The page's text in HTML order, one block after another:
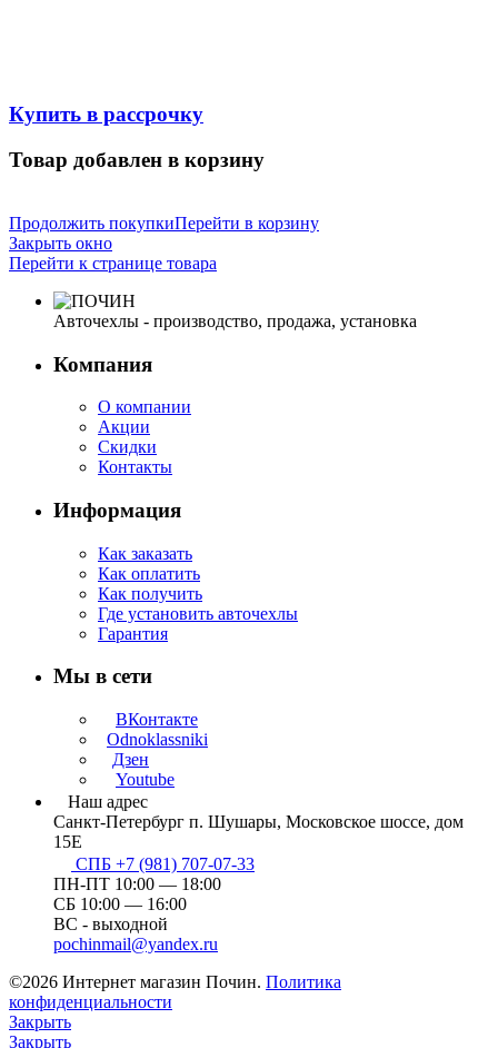
Купить в рассрочку
Товар добавлен в корзину
Продолжить покупкиПерейти в корзину
Закрыть окно
Перейти к странице товара
Авточехлы - производство, продажа, установка
Компания
О компании
Акции
Скидки
Контакты
Информация
Как заказать
Как оплатить
Как получить
Где установить авточехлы
Гарантия
Мы в сети
ВКонтакте
Odnoklassniki
Дзен
Youtube
Наш адрес
Санкт-Петербург п. Шушары, Московское шоссе, дом
15Е
СПБ +7 (981) 707-07-33
ПН-ПТ 10:00 — 18:00
СБ 10:00 — 16:00
ВС - выходной
pochinmail@yandex.ru
©2026 Интернет магазин Почин. Политика
конфиденциальности
Закрыть
Закрыть